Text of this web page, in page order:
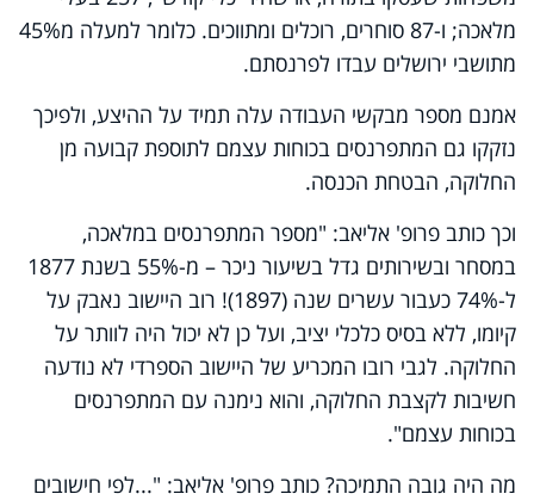
מלאכה; ו-87 סוחרים, רוכלים ומתווכים. כלומר למעלה מ45%
מתושבי ירושלים עבדו לפרנסתם.
אמנם מספר מבקשי העבודה עלה תמיד על ההיצע, ולפיכך
נזקקו גם המתפרנסים בכוחות עצמם לתוספת קבועה מן
החלוקה, הבטחת הכנסה.
וכך כותב פרופ' אליאב: "מספר המתפרנסים במלאכה,
במסחר ובשירותים גדל בשיעור ניכר – מ-55% בשנת 1877
ל-74% כעבור עשרים שנה (1897)! רוב היישוב נאבק על
קיומו, ללא בסיס כלכלי יציב, ועל כן לא יכול היה לוותר על
החלוקה. לגבי רובו המכריע של היישוב הספרדי לא נודעה
חשיבות לקצבת החלוקה, והוא נימנה עם המתפרנסים
בכוחות עצמם".
מה היה גובה התמיכה? כותב פרופ' אליאב: "...לפי חישובים